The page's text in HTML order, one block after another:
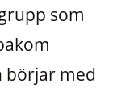
som
börjar med